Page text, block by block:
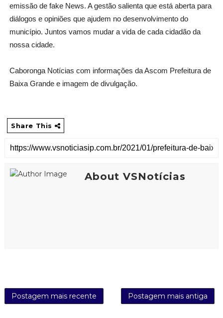
emissão de fake News. A gestão salienta que está aberta para
diálogos e opiniões que ajudem no desenvolvimento do
município. Juntos vamos mudar a vida de cada cidadão da
nossa cidade.
Caboronga Notícias com informações da Ascom Prefeitura de
Baixa Grande e imagem de divulgação.
Share This
About VSNotícias
Postagem mais recente Postagem mais antiga